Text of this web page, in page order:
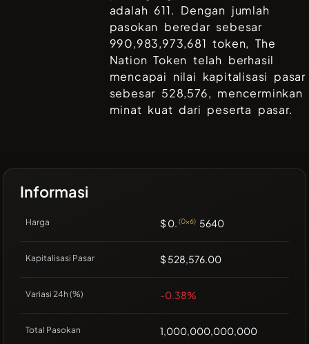
adalah 611. Dengan jumlah
pasokan beredar sebesar
990,983,973,681token,The
Nation Token telah berhasil
mencapai nilai kapitalisasi pasar
sebesar 528,576, mencerminkan
minat kuat dari peserta pasar.
Informasi
Harga $ 0. (0x6) 5640
Kapitalisasi Pasar $ 528,576.00
Variasi 24h (%) -0.38%
Total Pasokan 1,000,000,000,000